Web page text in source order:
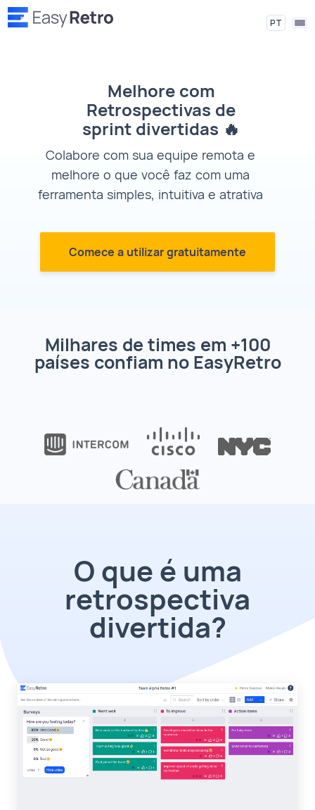
PT
Melhore com
Retrospectivas de
sprint divertidas 🔥
Colabore com sua equipe remota e
melhore o que você faz com uma
ferramenta simples, intuitiva e atrativa
Comece a utilizar gratuitamente
Milhares de times em +100
países confiam no EasyRetro
O que é uma
retrospectiva
divertida?